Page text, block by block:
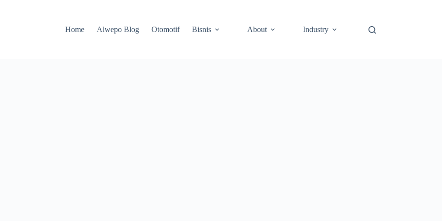
Home
Alwepo Blog Otomotif Bisnis About Industry